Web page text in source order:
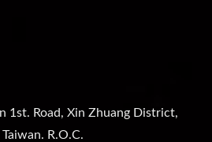
1st. Road, Xin Zhuang District,
R.O.C.